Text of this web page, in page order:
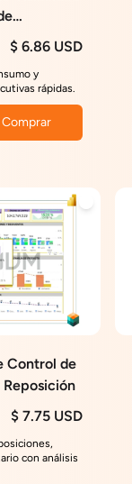
$ 6.86 USD
y
rápidas.
Comprar
Control de
$ 7.75 USD
con análisis